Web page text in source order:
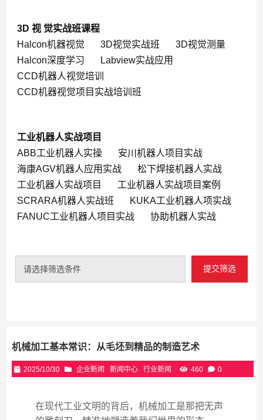
3D 视 觉实战班课程
Halcon机器视觉
3D视觉实战班
3D视觉测量
Halcon深度学习
Labview实战应用
CCD机器人视觉培训
CCD机器视觉项目实战培训班
工业机器人实战项目
ABB工业机器人实操
安川机器人项目实战
海康AGV机器人应用实战
松下焊接机器人实战
工业机器人实战项目
工业机器人实战项目案例
SCRARA机器人实战班
KUKA工业机器人项实战
FANUC工业机器人项目实战
协助机器人实战
请选择筛选条件 提交筛选
机械加工基本常识：从毛坯到精品的制造艺术
2025/10/30 企业新闻 新闻中心 行业新闻 460 0
在现代工业文明的背后，机械加工是那把无声